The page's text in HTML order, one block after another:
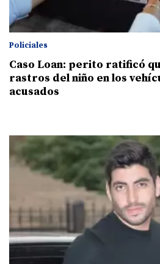
Policiales
Caso Loan: perito ratificó
rastros del niño en los
acusados